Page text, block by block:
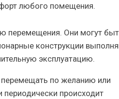
любого помещения.
перемещения. Они могут
конструкции
эксплуатацию.
по желанию или
происходит